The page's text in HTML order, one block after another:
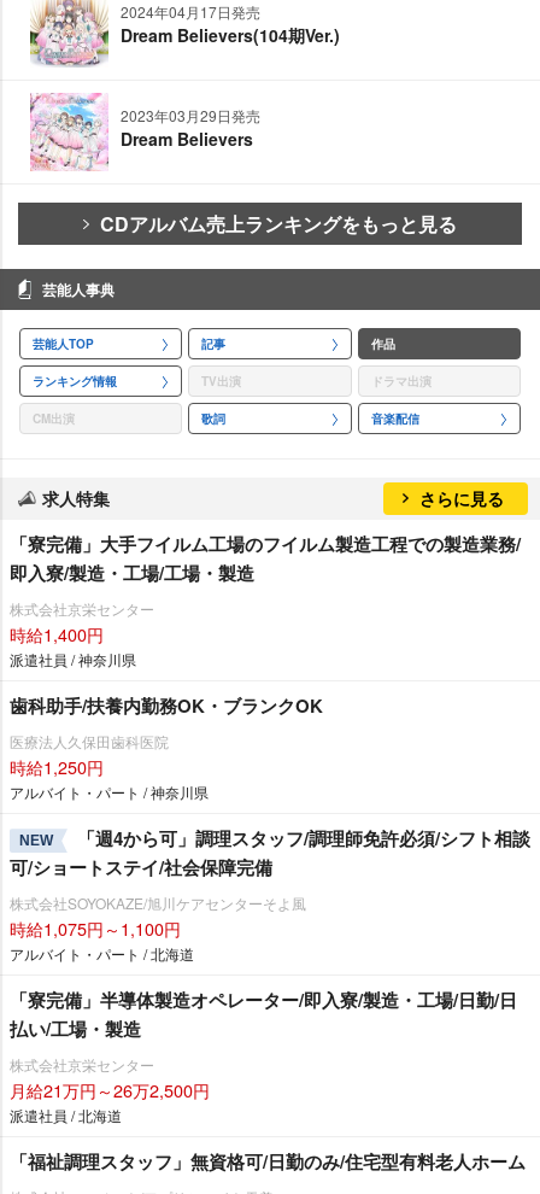
2024年04月17日発売
Dream Believers(104期Ver.)
2023年03月29日発売
Dream Believers
CDアルバム売上ランキングをもっと見る
芸能人事典
芸能人TOP 記事 作品
ランキング情報 TV出演 ドラマ出演
CM出演 歌詞 音楽配信
求人特集 さらに見る
「寮完備」大手フイルム工場のフイルム製造工程での製造業務/
即入寮/製造・工場/工場・製造
株式会社京栄センター
時給1,400円
派遣社員 / 神奈川県
歯科助手/扶養内勤務OK・ブランクOK
医療法人久保田歯科医院
時給1,250円
アルバイト・パート / 神奈川県
NEW
「週4から可」調理スタッフ/調理師免許必須/シフト相談
可/ショートステイ/社会保障完備
株式会社SOYOKAZE/旭川ケアセンターそよ風
時給1,075円～1,100円
アルバイト・パート / 北海道
「寮完備」半導体製造オペレーター/即入寮/製造・工場/日勤/日
払い/工場・製造
株式会社京栄センター
月給21万円～26万2,500円
派遣社員 / 北海道
「福祉調理スタッフ」無資格可/日勤のみ/住宅型有料老人ホーム